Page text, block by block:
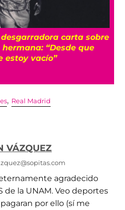
carta sobre
“Desde que
estoy vacío”
, Real Madrid
VÁZQUEZ
agradecido
de la UNAM. Veo deportes
por ello (sí me